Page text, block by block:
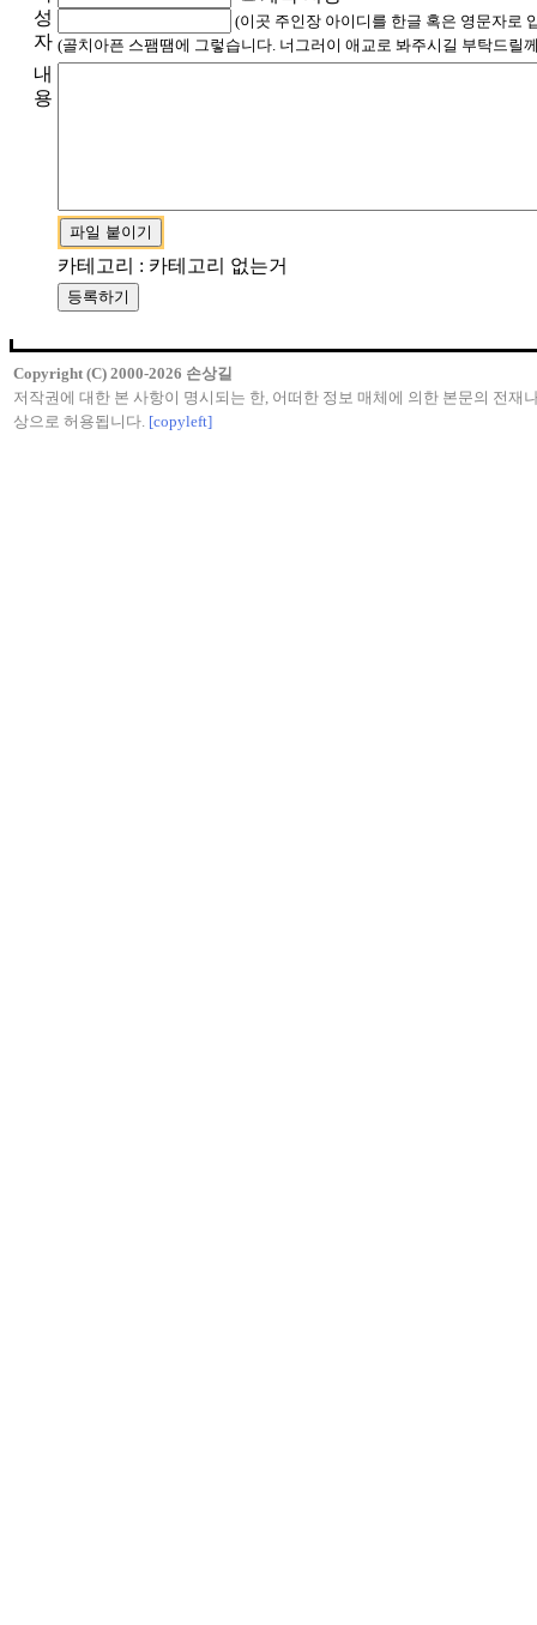
성
자
(이곳 주인장 아이디를 한글 혹은 영문자로
(골치아픈 스팸땜에 그렇습니다. 너그러이 애교로 봐주시길 부탁드릴
내
용
카테고리 : 카테고리 없는거
Copyright (C) 2000-2026 손상길
저작권에 대한 본 사항이 명시되는 한, 어떠한 정보 매체에 의한 본문의 전재
상으로 허용됩니다. [copyleft]